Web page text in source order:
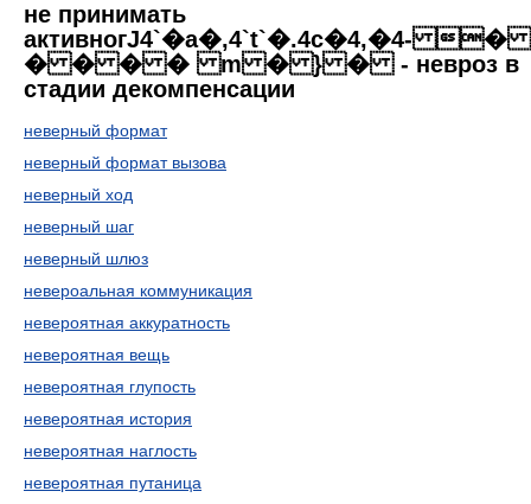
не принимать
активногЈ4`�a�,4`t`�.4c�4,�4-
� � � � m � } � - невроз в
стадии декомпенсации
неверный формат
неверный формат вызова
неверный ход
неверный шаг
неверный шлюз
невероальная коммуникация
невероятная аккуратность
невероятная вещь
невероятная глупость
невероятная история
невероятная наглость
невероятная путаница